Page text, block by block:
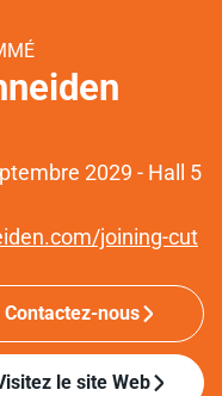
2029 - Hall 5
joining-cut
Contactez-nous
le site Web